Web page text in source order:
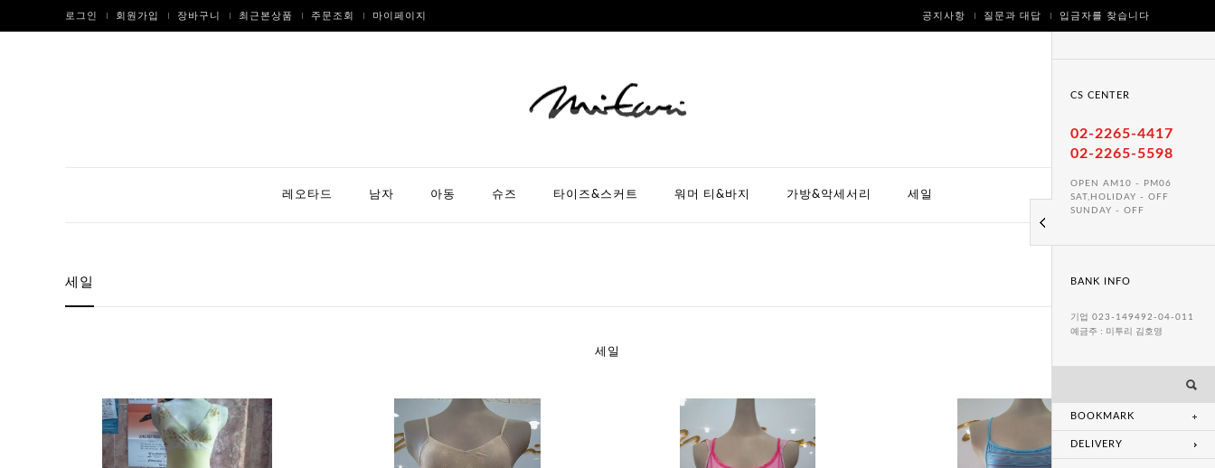
로그인 회원가입 장바구니 최근본상품 주문조회 마이페이지 공지사항 질문과 대답 입금자를 찾습니다
레오타드 남자 아동 슈즈 타이즈&스커트 워머 티&바지 가방&악세서리 세일
CS CENTER
02-2265-4417
02-2265-5598
OPEN AM10 - PM06
SAT,HOLIDAY - OFF
SUNDAY - OFF
BANK INFO
기업 023-149492-04-011
예금주 : 미투리 김호영
BOOKMARK
DELIVERY
세일
세일